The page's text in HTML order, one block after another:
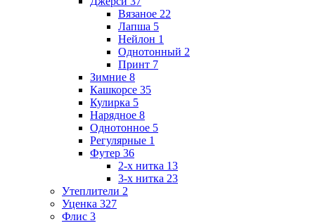
Вязаное 22
Лапша 5
Нейлон 1
Однотонный 2
Принт 7
Зимние 8
Кашкорсе 35
Кулирка 5
Нарядное 8
Однотонное 5
Регулярные 1
Футер 36
2-х нитка 13
3-х нитка 23
Утеплители 2
Уценка 327
Флис 3